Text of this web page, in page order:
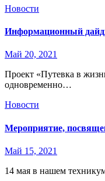
Новости
Информационный
Май 20, 2021
Проект «Путевка в
одновременно…
Новости
Мероприятие,
Май 15, 2021
14 мая в нашем